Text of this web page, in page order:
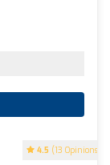
4.5 (13 Opinions)